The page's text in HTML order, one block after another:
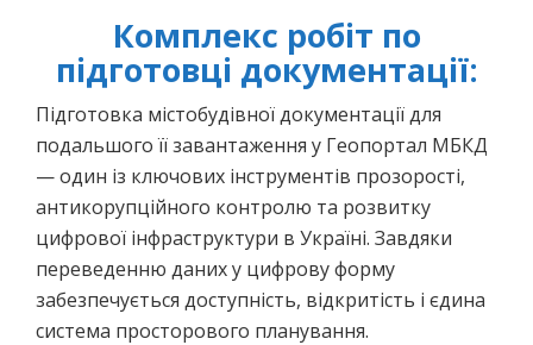
Комплекс робіт по
підготовці документації:
Підготовка містобудівної документації для
подальшого її завантаження у Геопортал МБКД
— один із ключових інструментів прозорості,
антикорупційного контролю та розвитку
цифрової інфраструктури в Україні. Завдяки
переведенню даних у цифрову форму
забезпечується доступність, відкритість і єдина
система просторового планування.